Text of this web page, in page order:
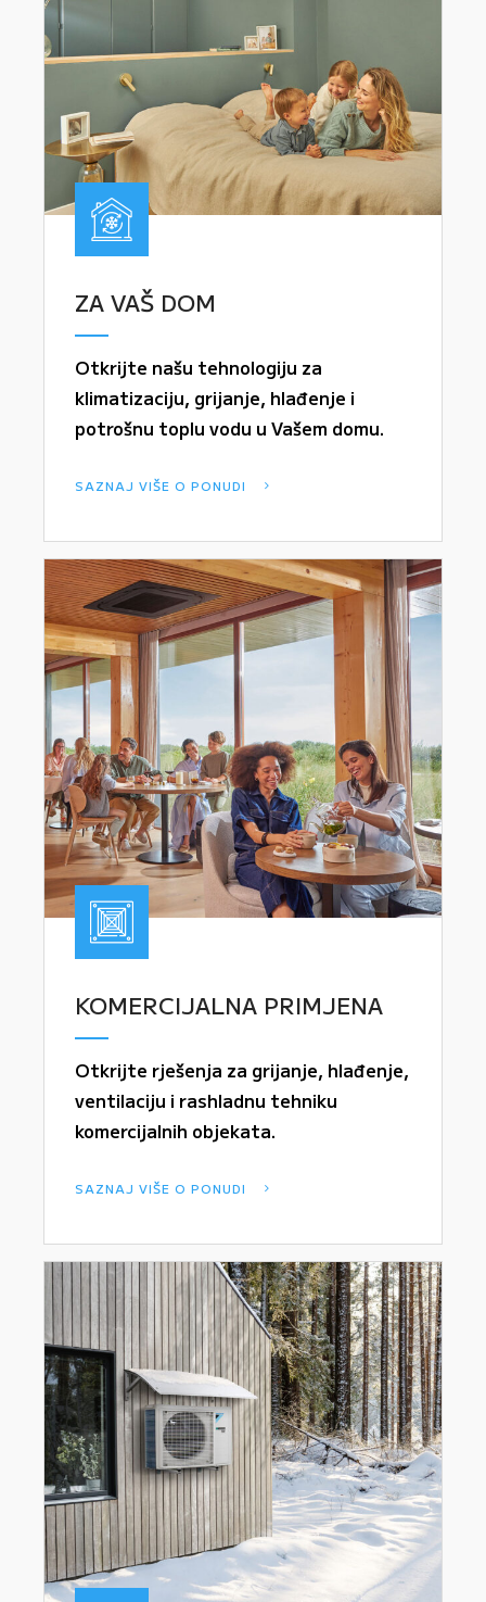
ZA VAŠ DOM
Otkrijte našu tehnologiju za
klimatizaciju, grijanje, hlađenje i
potrošnu toplu vodu u Vašem domu.
SAZNAJ VIŠE O PONUDI
KOMERCIJALNA PRIMJENA
Otkrijte rješenja za grijanje, hlađenje,
ventilaciju i rashladnu tehniku
komercijalnih objekata.
SAZNAJ VIŠE O PONUDI